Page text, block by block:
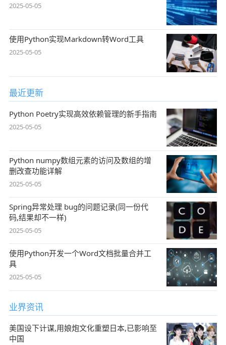
2025-05-05
使用Python实现Markdown转Word工具
2025-05-05
最近更新
Python Poetry实现高效依赖管理的新手指南
2025-05-05
Python numpy数组元素的访问及数组的增
删改查功能详解
2025-05-05
Spring异常处理 bug的问题记录(同一份代
码,结果却不一样)
2025-05-05
使用Python开发一个Word文档批量合并工
具
2025-05-05
业界资讯
美国设下计谋,用娘炮文化重塑日本,已影响至
中国